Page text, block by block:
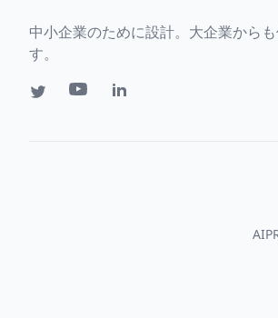
中小企業のために設計。大企業から
す。